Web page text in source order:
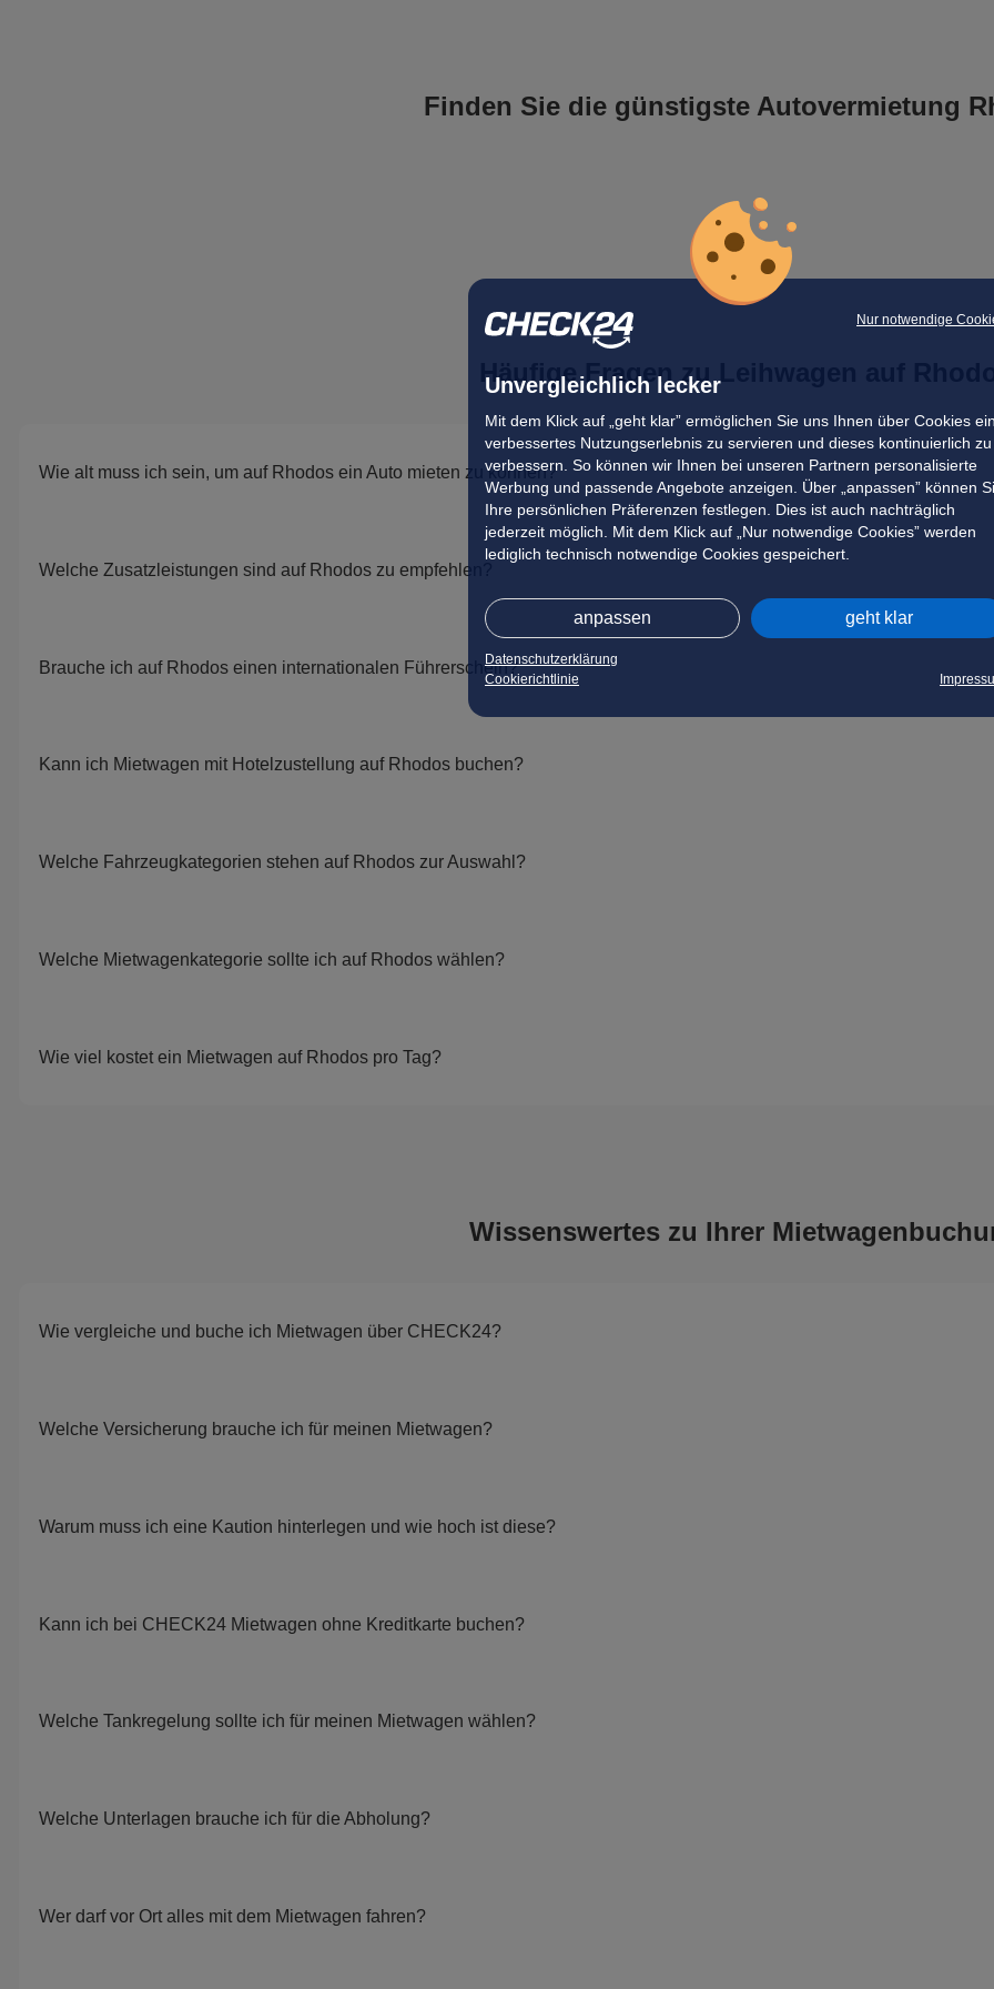
Nur notwendige
Unvergleichlich lecker
Mit dem Klick auf „geht klar” ermöglichen Sie uns Ihnen über Cookies
verbessertes Nutzungserlebnis zu servieren und dieses kontinuierlich zu
verbessern. So können wir Ihnen bei unseren Partnern personalisierte
Werbung und passende Angebote anzeigen. Über „anpassen” können
Ihre persönlichen Präferenzen festlegen. Dies ist auch nachträglich
jederzeit möglich. Mit dem Klick auf „Nur notwendige Cookies” werden
lediglich technisch notwendige Cookies gespeichert.
anpassen geht klar
Datenschutzerklärung
Cookierichtlinie
Samantha Mirella C.
Vermieter: Exer Rent a Car
abgegeben am 04.08.2026
Abholort: Rhodos Flughafen
Vermieter: Green Motion
abgegeben am 04.08.2026
Vermieter: Selecta
Finden Sie die günstigste Autovermietung
Häufige Fragen zu Leihwagen auf
Wie alt muss ich sein, um auf Rhodos ein Auto mieten zu können?
Welche Zusatzleistungen sind auf Rhodos zu empfehlen?
Brauche ich auf Rhodos einen internationalen Führerschein?
Kann ich Mietwagen mit Hotelzustellung auf Rhodos buchen?
Welche Fahrzeugkategorien stehen auf Rhodos zur Auswahl?
Welche Mietwagenkategorie sollte ich auf Rhodos wählen?
Wie viel kostet ein Mietwagen auf Rhodos pro Tag?
Wissenswertes zu Ihrer
Wie vergleiche und buche ich Mietwagen über CHECK24?
Welche Versicherung brauche ich für meinen Mietwagen?
Warum muss ich eine Kaution hinterlegen und wie hoch ist diese?
Kann ich bei CHECK24 Mietwagen ohne Kreditkarte buchen?
Welche Tankregelung sollte ich für meinen Mietwagen wählen?
Welche Unterlagen brauche ich für die Abholung?
Wer darf vor Ort alles mit dem Mietwagen fahren?